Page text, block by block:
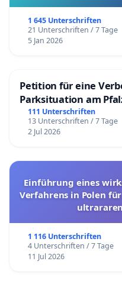
1 645 Unterschriften
21 Unterschriften / 7 Tage
5 Jan 2026
Petition für eine
Parksituation am
111 Unterschriften
13 Unterschriften / 7 Tage
2 Jul 2026
Einführung eines
Verfahrens in Polen
1 116 Unterschriften
4 Unterschriften / 7 Tage
11 Jul 2026